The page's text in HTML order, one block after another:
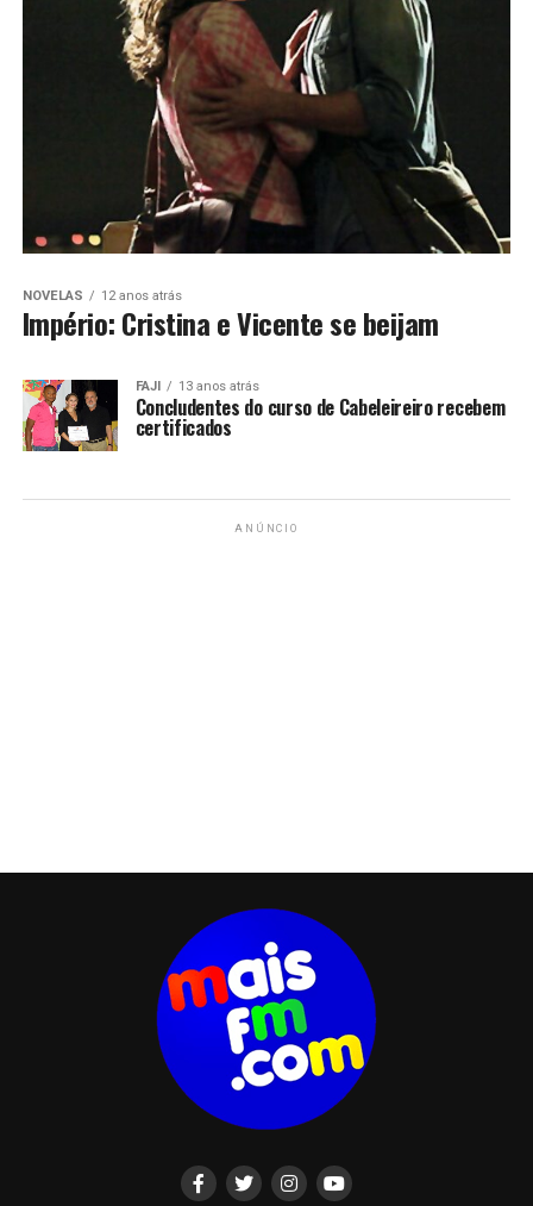
NOVELAS 12 anos atrás
Império: Cristina e Vicente se beijam
FAJI 13 anos atrás
Concludentes do curso de Cabeleireiro recebem
certificados
ANÚNCIO